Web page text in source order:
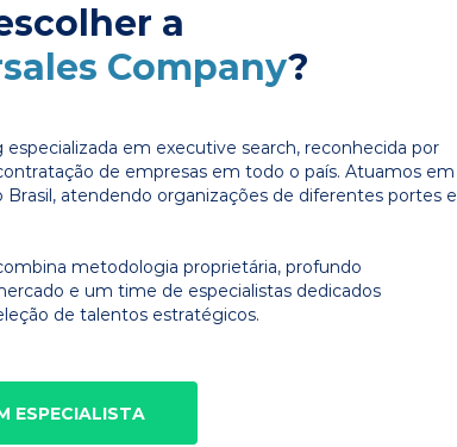
a
Company?
em executive search, reconhecida por
de empresas em todo o país. Atuamos em
Brasil, atendendo organizações de diferentes portes e
metodologia proprietária, profundo
e um time de especialistas dedicados
de talentos estratégicos.
ESPECIALISTA